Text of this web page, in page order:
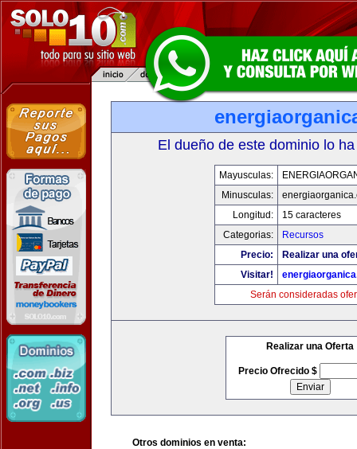
El dueño de este dominio lo
Mayusculas:
Minusculas:
Longitud:
15 caracteres
Categorias:
Recursos
Precio:
Realizar una
Visitar!
Serán consideradas
Realizar una Oferta
Precio Ofrecido $
Otros dominios en venta: